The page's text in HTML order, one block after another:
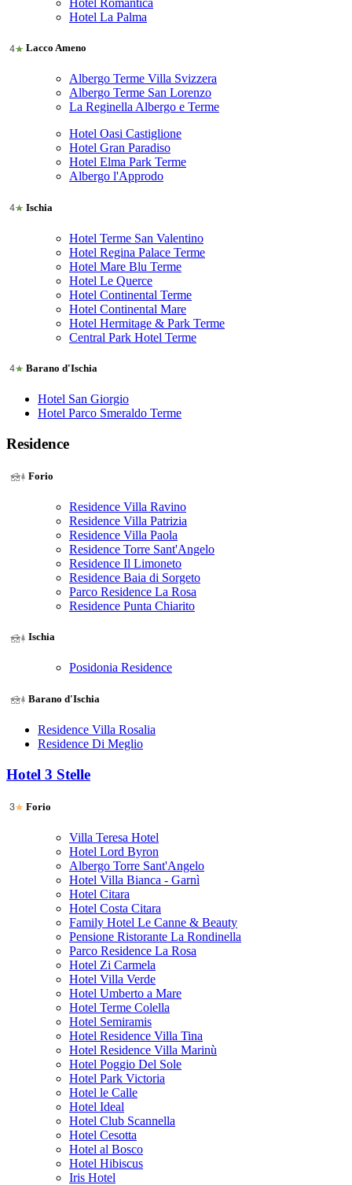
Hotel Romantica
Hotel La Palma
Lacco Ameno
Albergo Terme Villa Svizzera
Albergo Terme San Lorenzo
La Reginella Albergo e Terme
Hotel Oasi Castiglione
Hotel Gran Paradiso
Hotel Elma Park Terme
Albergo l'Approdo
Ischia
Hotel Terme San Valentino
Hotel Regina Palace Terme
Hotel Mare Blu Terme
Hotel Le Querce
Hotel Continental Terme
Hotel Continental Mare
Hotel Hermitage & Park Terme
Central Park Hotel Terme
Barano d'Ischia
Hotel San Giorgio
Hotel Parco Smeraldo Terme
Residence
Forio
Residence Villa Ravino
Residence Villa Patrizia
Residence Villa Paola
Residence Torre Sant'Angelo
Residence Il Limoneto
Residence Baia di Sorgeto
Parco Residence La Rosa
Residence Punta Chiarito
Ischia
Posidonia Residence
Barano d'Ischia
Residence Villa Rosalia
Residence Di Meglio
Hotel 3 Stelle
Forio
Villa Teresa Hotel
Hotel Lord Byron
Albergo Torre Sant'Angelo
Hotel Villa Bianca - Garnì
Hotel Citara
Hotel Costa Citara
Family Hotel Le Canne & Beauty
Pensione Ristorante La Rondinella
Parco Residence La Rosa
Hotel Zi Carmela
Hotel Villa Verde
Hotel Umberto a Mare
Hotel Terme Colella
Hotel Semiramis
Hotel Residence Villa Tina
Hotel Residence Villa Marinù
Hotel Poggio Del Sole
Hotel Park Victoria
Hotel le Calle
Hotel Ideal
Hotel Club Scannella
Hotel Cesotta
Hotel al Bosco
Hotel Hibiscus
Iris Hotel